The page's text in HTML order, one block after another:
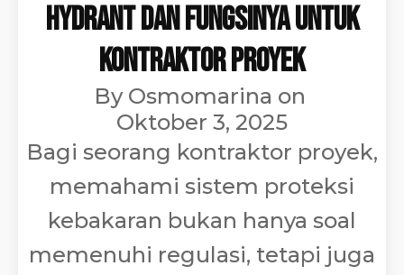
Hydrant dan Fungsinya untuk
Kontraktor Proyek
By Osmomarina on
Oktober 3, 2025
Bagi seorang kontraktor proyek,
memahami sistem proteksi
kebakaran bukan hanya soal
memenuhi regulasi, tetapi juga